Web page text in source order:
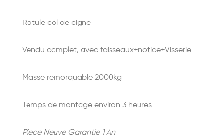
Rotule col de cigne
Vendu complet, avec faisseaux+notice+Visserie
Masse remorquable 2000kg
Temps de montage environ 3 heures
Piece Neuve Garantie 1 An